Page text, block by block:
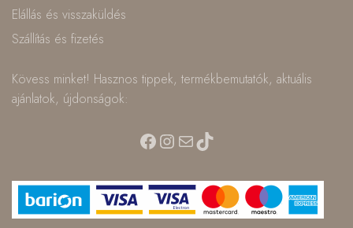
Elállás és visszaküldés
Szállítás és fizetés
Kövess minket! Hasznos tippek, termékbemutatók, aktuális
ajánlatok, újdonságok:
Facebook
Instagram
MailTikTok